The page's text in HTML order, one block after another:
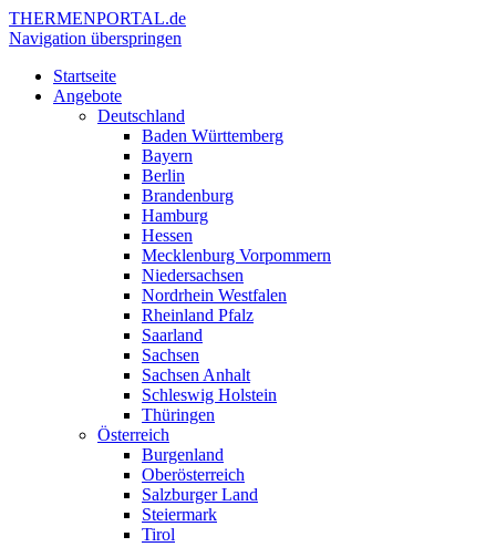
THERMENPORTAL.de
Navigation überspringen
Startseite
Angebote
Deutschland
Baden Württemberg
Bayern
Berlin
Brandenburg
Hamburg
Hessen
Mecklenburg Vorpommern
Niedersachsen
Nordrhein Westfalen
Rheinland Pfalz
Saarland
Sachsen
Sachsen Anhalt
Schleswig Holstein
Thüringen
Österreich
Burgenland
Oberösterreich
Salzburger Land
Steiermark
Tirol